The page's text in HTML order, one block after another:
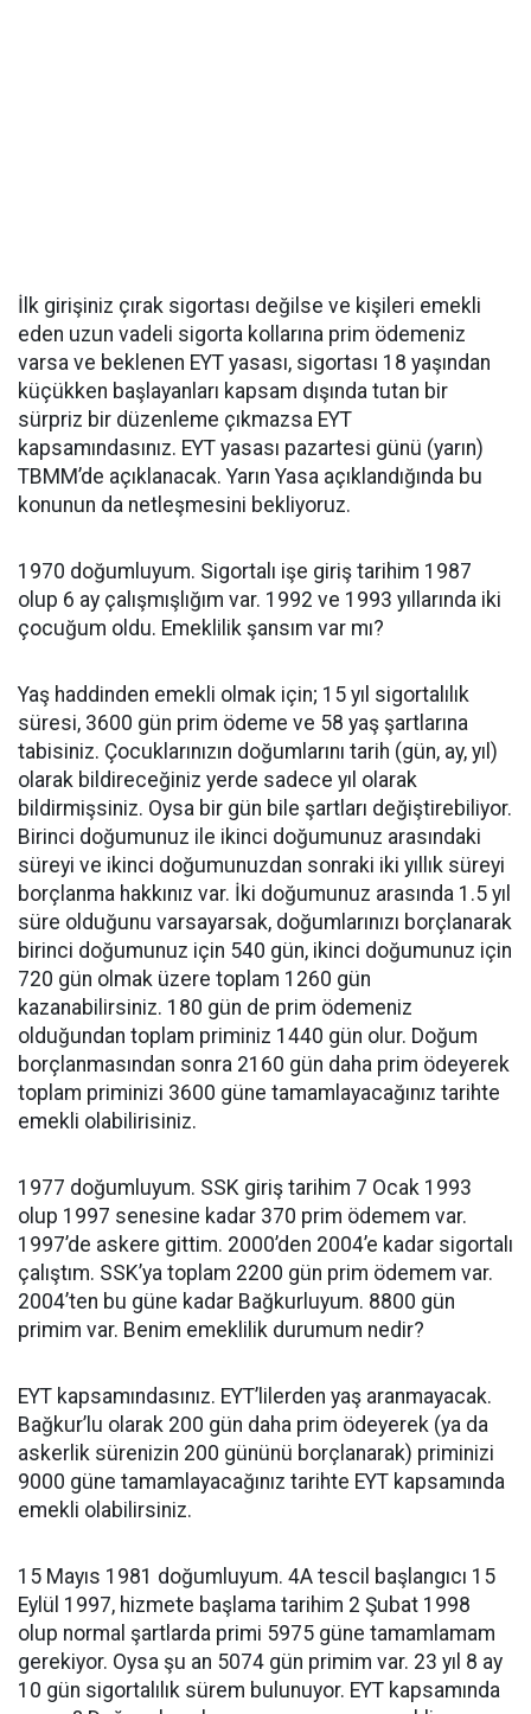
İlk girişiniz çırak sigortası değilse ve kişileri emekli
eden uzun vadeli sigorta kollarına prim ödemeniz
varsa ve beklenen EYT yasası, sigortası 18 yaşından
küçükken başlayanları kapsam dışında tutan bir
sürpriz bir düzenleme çıkmazsa EYT
kapsamındasınız. EYT yasası pazartesi günü (yarın)
TBMM’de açıklanacak. Yarın Yasa açıklandığında bu
konunun da netleşmesini bekliyoruz.
1970 doğumluyum. Sigortalı işe giriş tarihim 1987
olup 6 ay çalışmışlığım var. 1992 ve 1993 yıllarında iki
çocuğum oldu. Emeklilik şansım var mı?
Yaş haddinden emekli olmak için; 15 yıl sigortalılık
süresi, 3600 gün prim ödeme ve 58 yaş şartlarına
tabisiniz. Çocuklarınızın doğumlarını tarih (gün, ay, yıl)
olarak bildireceğiniz yerde sadece yıl olarak
bildirmişsiniz. Oysa bir gün bile şartları değiştirebiliyor.
Birinci doğumunuz ile ikinci doğumunuz arasındaki
süreyi ve ikinci doğumunuzdan sonraki iki yıllık süreyi
borçlanma hakkınız var. İki doğumunuz arasında 1.5 yıl
süre olduğunu varsayarsak, doğumlarınızı borçlanarak
birinci doğumunuz için 540 gün, ikinci doğumunuz için
720 gün olmak üzere toplam 1260 gün
kazanabilirsiniz. 180 gün de prim ödemeniz
olduğundan toplam priminiz 1440 gün olur. Doğum
borçlanmasından sonra 2160 gün daha prim ödeyerek
toplam priminizi 3600 güne tamamlayacağınız tarihte
emekli olabilirisiniz.
1977 doğumluyum. SSK giriş tarihim 7 Ocak 1993
olup 1997 senesine kadar 370 prim ödemem var.
1997’de askere gittim. 2000’den 2004’e kadar sigortalı
çalıştım. SSK’ya toplam 2200 gün prim ödemem var.
2004’ten bu güne kadar Bağkurluyum. 8800 gün
primim var. Benim emeklilik durumum nedir?
EYT kapsamındasınız. EYT’lilerden yaş aranmayacak.
Bağkur’lu olarak 200 gün daha prim ödeyerek (ya da
askerlik sürenizin 200 gününü borçlanarak) priminizi
9000 güne tamamlayacağınız tarihte EYT kapsamında
emekli olabilirsiniz.
15 Mayıs 1981 doğumluyum. 4A tescil başlangıcı 15
Eylül 1997, hizmete başlama tarihim 2 Şubat 1998
olup normal şartlarda primi 5975 güne tamamlamam
gerekiyor. Oysa şu an 5074 gün primim var. 23 yıl 8 ay
10 gün sigortalılık sürem bulunuyor. EYT kapsamında